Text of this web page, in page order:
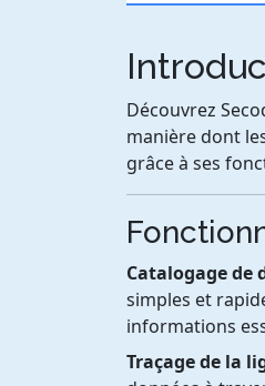
Découvrez
manière dont
grâce à ses
Catalogage de
simples et
informations
Traçage de la